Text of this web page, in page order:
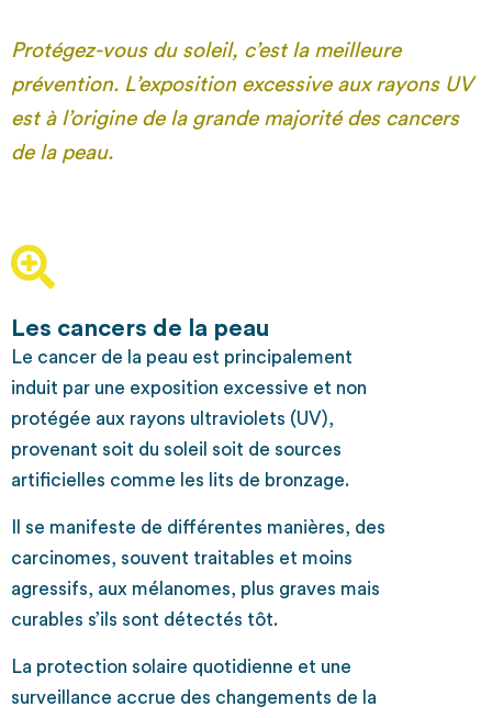
Protégez-vous du soleil, c’est la meilleure
prévention. L’exposition excessive aux rayons UV
est à l’origine de la grande majorité des cancers
de la peau.
Les cancers de la peau
Le cancer de la peau est principalement
induit par une exposition excessive et non
protégée aux rayons ultraviolets (UV),
provenant soit du soleil soit de sources
artificielles comme les lits de bronzage.
Il se manifeste de différentes manières, des
carcinomes, souvent traitables et moins
agressifs, aux mélanomes, plus graves mais
curables s’ils sont détectés tôt.
La protection solaire quotidienne et une
surveillance accrue des changements de la